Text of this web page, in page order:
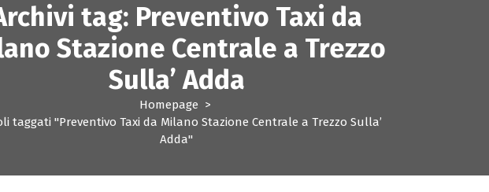
tag: Preventivo Taxi da
Stazione Centrale a Trezzo
Sulla’ Adda
Homepage >
taggati "Preventivo Taxi da Milano Stazione Centrale a Trezzo Sulla’
Adda"